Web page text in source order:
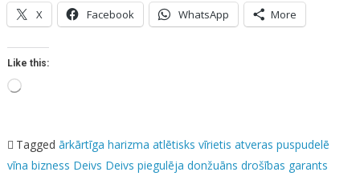
X Facebook WhatsApp More
Like this:
Loading…
Tagged ārkārtīga harizma atlētisks vīrietis atveras puspudelē
vīna bizness Deivs Deivs piegulēja donžuāns drošības garants